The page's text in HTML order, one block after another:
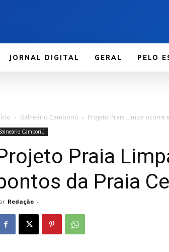
JORNAL DIGITAL GERAL PELO
Balneário Camboriú Projeto Praia Limpa ocorre
Camboriú
Praia
da Praia
Redação -